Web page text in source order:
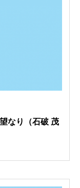
なり（石破 茂